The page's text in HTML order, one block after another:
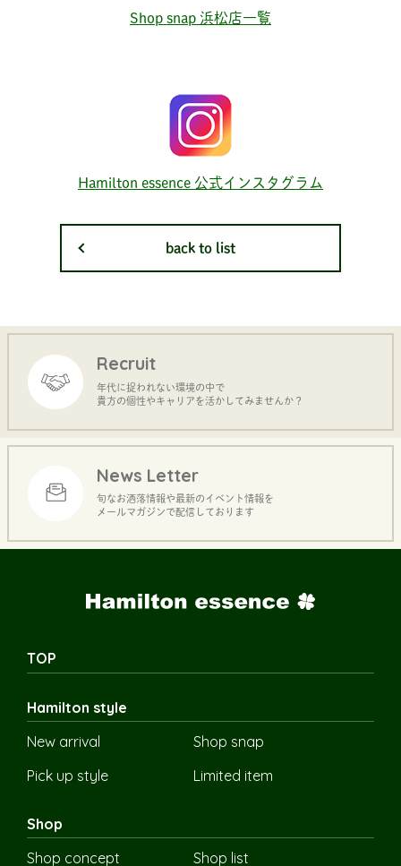
Shop snap 浜松店一覧
Hamilton essence 公式インスタグラム
back to list
Recruit
年代に捉われない環境の中で
貴方の個性やキャリアを活かしてみませんか？
News Letter
旬なお洒落情報や最新のイベント情報を
メールマガジンで配信しております
TOP
Hamilton style
New arrival
Shop snap
Pick up style
Limited item
Shop
Shop concept
Shop list